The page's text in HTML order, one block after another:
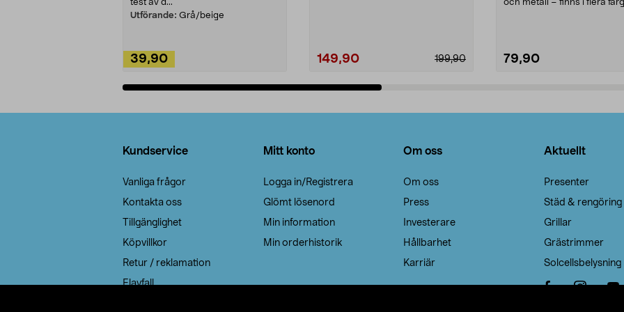
test av d...
Utförande: Grå/beige
39,90 199,90
149,90
och metall – finns i flera
79,90
Kundservice
Vanliga frågor
Kontakta oss
Tillgänglighet
Köpvillkor
Retur / reklamation
Elavfall
Mitt konto
Logga in/Registrera
Glömt lösenord
Min information
Min orderhistorik
Om oss
Om oss
Press
Investerare
Hållbarhet
Karriär
Aktuellt
Presenter
Städ & rengöring
Grillar
Grästrimmer
Solcellsbelysning